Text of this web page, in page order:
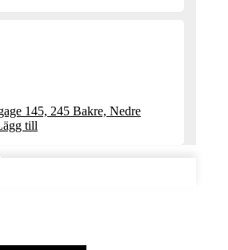
145, 245 Bakre, Nedre
till